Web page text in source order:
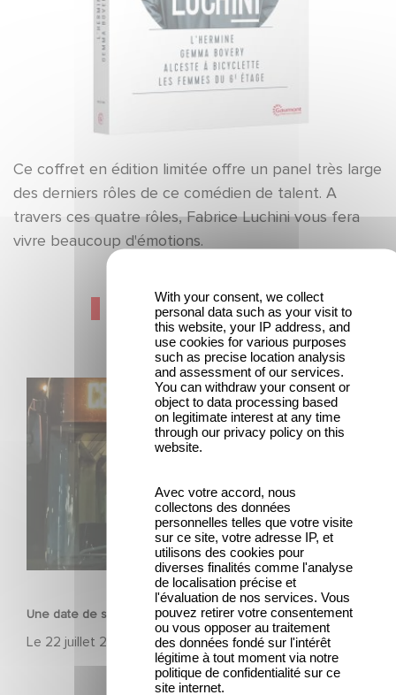
Ce coffret en édition limitée offre un panel très large
des derniers rôles de ce comédien de talent. A
travers ces quatre rôles, Fabrice Luchini vous fera
vivre beaucoup d'émotions.
Dernières actualités
FILM
Une date de sortie pour le nouveau film de Franck Dubosc
Le 22 juillet 2026
Une date de sortie pour le nouveau film de Franck
Dubosc
With your consent, we collect
personal data such as your visit to
this website, your IP address, and
use cookies for various purposes
such as precise location analysis
and assessment of our services.
You can withdraw your consent or
object to data processing based
on legitimate interest at any time
through our privacy policy on this
website.
Avec votre accord, nous
collectons des données
personnelles telles que votre visite
sur ce site, votre adresse IP, et
utilisons des cookies pour
diverses finalités comme l'analyse
de localisation précise et
l'évaluation de nos services. Vous
pouvez retirer votre consentement
ou vous opposer au traitement
des données fondé sur l'intérêt
légitime à tout moment via notre
politique de confidentialité sur ce
site internet.